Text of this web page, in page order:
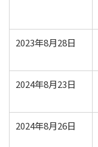
2023年8月28日
2024年8月23日
2024年8月26日